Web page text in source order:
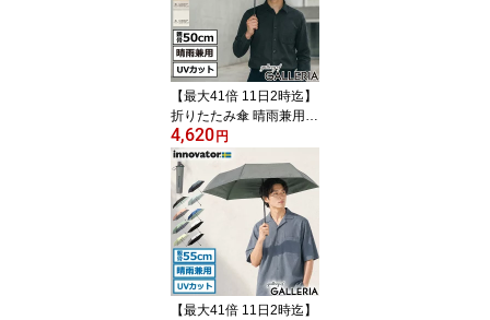
サイズ ストッパー TSA
ロック 3泊 4泊 38L Extre
me Journey Cabin INV5
0
【最大41倍 11日2時迄】
折りたたみ傘 晴雨兼用
軽量 超軽量 メンズ レデ
ィース G1990 Wpc. 傘 日
傘 コンパクト 小さい ブ
ランド 遮光 完全遮光 UV
カット 100% UPF50+ 耐
水 防水 50cm ULTRA LIG
HT G11001-03
4,620 円
【最大41倍 11日2時迄】